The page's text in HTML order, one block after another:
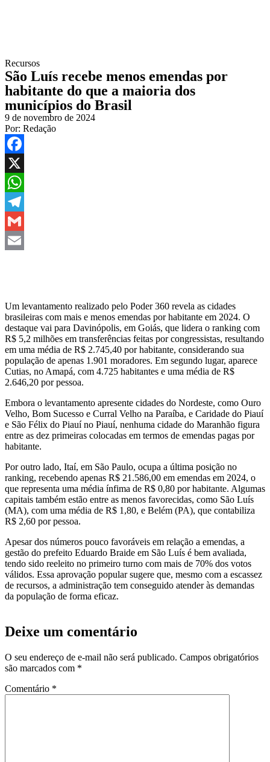
Recursos
São Luís recebe menos emendas por
habitante do que a maioria dos
municípios do Brasil
9 de novembro de 2024
Por: Redação
Facebook
X
WhatsApp
Telegram
Gmail
Um levantamento realizado pelo Poder 360 revela as cidades
brasileiras com mais e menos emendas por habitante em 2024. O
destaque vai para Davinópolis, em Goiás, que lidera o ranking com
R$ 5,2 milhões em transferências feitas por congressistas, resultando
em uma média de R$ 2.745,40 por habitante, considerando sua
população de apenas 1.901 moradores. Em segundo lugar, aparece
Cutias, no Amapá, com 4.725 habitantes e uma média de R$
2.646,20 por pessoa.
Embora o levantamento apresente cidades do Nordeste, como Ouro
Velho, Bom Sucesso e Curral Velho na Paraíba, e Caridade do Piauí
e São Félix do Piauí no Piauí, nenhuma cidade do Maranhão figura
entre as dez primeiras colocadas em termos de emendas pagas por
habitante.
Por outro lado, Itaí, em São Paulo, ocupa a última posição no
ranking, recebendo apenas R$ 21.586,00 em emendas em 2024, o
que representa uma média ínfima de R$ 0,80 por habitante. Algumas
capitais também estão entre as menos favorecidas, como São Luís
(MA), com uma média de R$ 1,80, e Belém (PA), que contabiliza
R$ 2,60 por pessoa.
Apesar dos números pouco favoráveis em relação a emendas, a
gestão do prefeito Eduardo Braide em São Luís é bem avaliada,
tendo sido reeleito no primeiro turno com mais de 70% dos votos
válidos. Essa aprovação popular sugere que, mesmo com a escassez
de recursos, a administração tem conseguido atender às demandas
da população de forma eficaz.
Deixe um comentário
O seu endereço de e-mail não será publicado. Campos obrigatórios
são marcados com *
Comentário *